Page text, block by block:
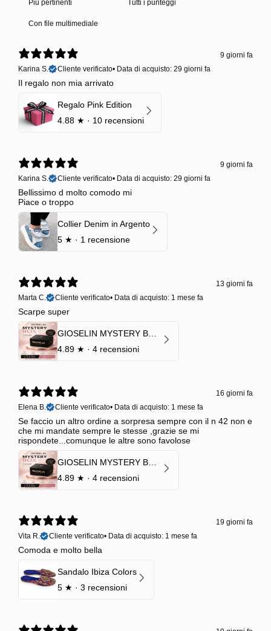
Con file multimediale
9 giorni fa
Karina S.
Cliente verificato• Data di acquisto: 29 giorni fa
Il regalo non mia arrivato
Regalo Pink Edition
4.88 ★ · 10 recensioni
9 giorni fa
Karina S.
Cliente verificato• Data di acquisto: 29 giorni fa
Bellissimo d molto comodo mi
Piace o troppo
Collier Denim in Argento
5 ★ · 1 recensione
13 giorni fa
Marta C.
Cliente verificato• Data di acquisto: 1 mese fa
Scarpe super
4.89 ★ · 4 recensioni
16 giorni fa
Elena B.
Cliente verificato• Data di acquisto: 1 mese fa
Se faccio un altro ordine a sorpresa sempre con il n 42 non e
che mi mandate sempre le stesse ,grazie se mi
rispondete...comunque le altre sono favolose
4.89 ★ · 4 recensioni
19 giorni fa
Vita R.
Cliente verificato• Data di acquisto: 1 mese fa
Comoda e molto bella
Sandalo Ibiza Colors
5 ★ · 3 recensioni